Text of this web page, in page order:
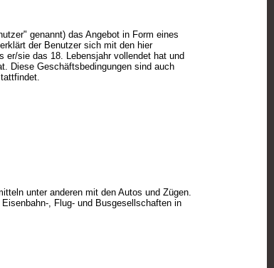
genannt) das Angebot in Form eines
der Benutzer sich mit den hier
er/sie das 18. Lebensjahr vollendet hat und
Diese Geschäftsbedingungen sind auch
unter anderen mit den Autos und Zügen.
, Flug- und Busgesellschaften in